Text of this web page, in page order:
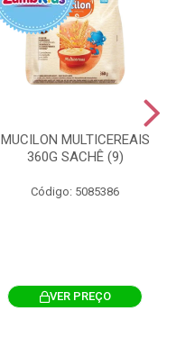
MUCILON MULTICEREAIS
360G SACHÊ (9)
Código: 5085386
VER PREÇO